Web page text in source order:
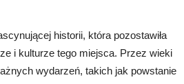
historii, która pozostawiła
i kulturze tego miejsca. Przez wieki
wydarzeń, takich jak powstanie